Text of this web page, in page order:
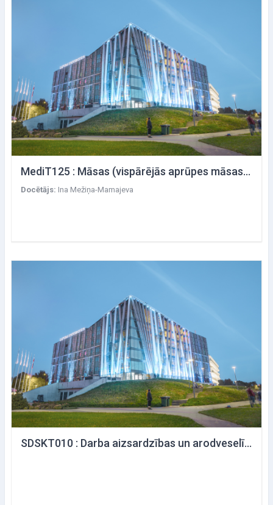
MediT125 : Māsas (vispārējās aprūpes māsas) profesionālās kvalifikācijas atbilstības pārbaudījums
Docētājs: Ina Mežiņa-Mamajeva
SDSKT010 : Darba aizsardzības un arodveselības mūsdienu tendences